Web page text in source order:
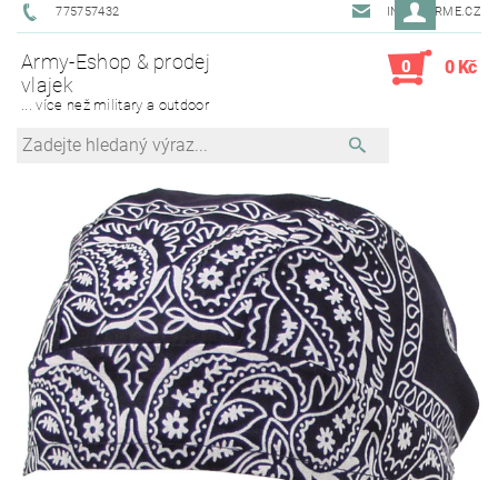
775757432 INFO@ARME.CZ
Army-Eshop & prodej
vlajek
... více než military a outdoor
0 0 Kč